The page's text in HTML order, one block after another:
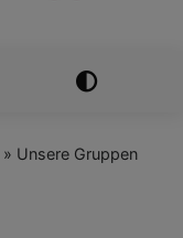
Unsere Gruppen